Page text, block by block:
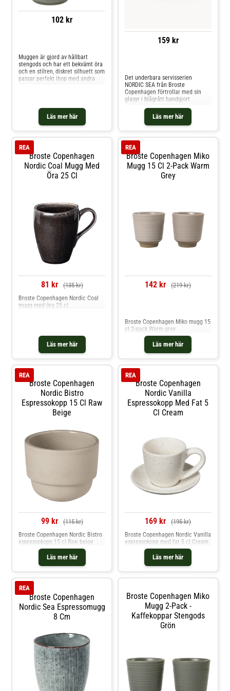
102 kr
Läs mer här
Muggen är gjord av hållbart
stengods och har ett bekvämt öra
och en stilren, diskret silhuett som
passar perfekt ihop med andra
och kombinerar stil och funktion
på ett enkelt sätt.Om muggen från
Broste Copenhagen- 40 cl
kapacitet, perfekt för både te och
design.- En del av Nordic Rain-
kollektionen.Skötselråd för
muggen- Tål diskmaskin. Shoppa
Kaffekoppar och mer Muggar &
Koppar hos Royal Design.
159 kr
Läs mer här
Det underbara servisserien
NORDIC SEA från Broste
Copenhagen förtrollar med sin
glasyr i blågrått handgjort
utseende. Som namnet antyder, är
den handapplicerade glasyren
inspirerad av Nordsjöns
färgspektrum.
Broste Copenhagen
Nordic Coal Mugg Med
Öra 25 Cl
REA
81 kr (135 kr)
Läs mer här
Broste Copenhagen Nordic Coal
mugg med öra 25 cl
Broste Copenhagen Miko
Mugg 15 Cl 2-Pack Warm
Grey
REA
142 kr (219 kr)
Läs mer här
Broste Copenhagen Miko mugg 15
cl 2-pack Warm grey
Broste Copenhagen
Nordic Bistro
Espressokopp 15 Cl Raw
Beige
REA
99 kr (115 kr)
Läs mer här
Broste Copenhagen Nordic Bistro
espressokopp 15 cl Raw beige
Broste Copenhagen
Nordic Vanilla
Espressokopp Med Fat 5
Cl Cream
REA
169 kr (195 kr)
Läs mer här
Broste Copenhagen Nordic Vanilla
espressokopp med fat 5 cl Cream
Broste Copenhagen
Nordic Sea Espressomugg
8 Cm
REA
Broste Copenhagen Miko
Mugg 2-Pack -
Kaffekoppar Stengods
Grön